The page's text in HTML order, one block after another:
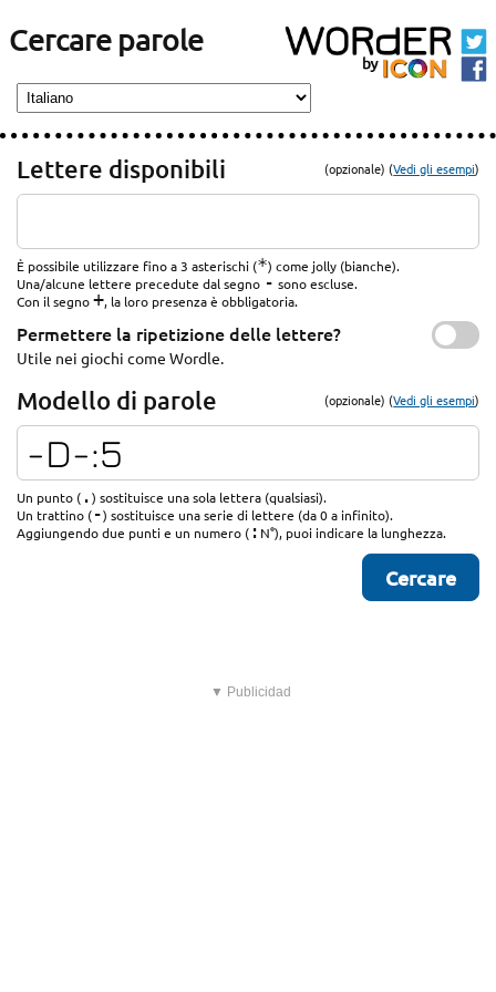
Cercare parole
Lettere disponibili (opzionale) (Vedi gli esempi)
È possibile utilizzare fino a 3 asterischi (*) come jolly (bianche).
Una/alcune lettere precedute dal segno - sono escluse.
Con il segno+, la loro presenza è obbligatoria.
Permettere la ripetizione delle lettere?
Utile nei giochi come Wordle.
Modello di parole (opzionale) (Vedi gli esempi)
Un punto (.) sostituisce una sola lettera (qualsiasi).
Un trattino (-) sostituisce una serie di lettere (da 0 a infinito).
Aggiungendo due punti e un numero (: N°), puoi indicare la lunghezza.
▼ Publicidad